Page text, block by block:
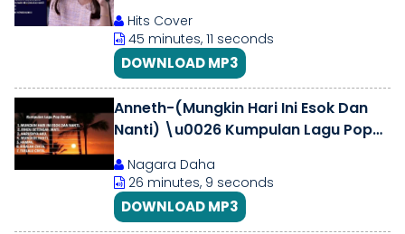
Hits Cover
45 minutes, 11 seconds
DOWNLOAD MP3
Anneth-(Mungkin Hari Ini Esok Dan
Nanti) \u0026 Kumpulan Lagu Pop
Nagara Daha
26 minutes, 9 seconds
DOWNLOAD MP3